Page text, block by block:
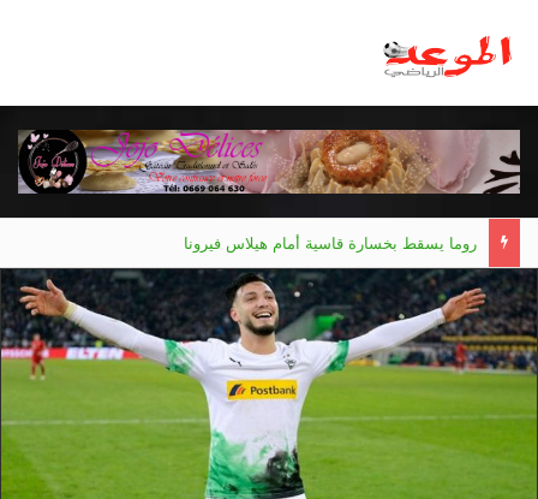
روما يسقط بخسارة قاسية أمام هيلاس فيرونا